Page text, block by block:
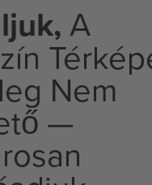
A
Nem
—